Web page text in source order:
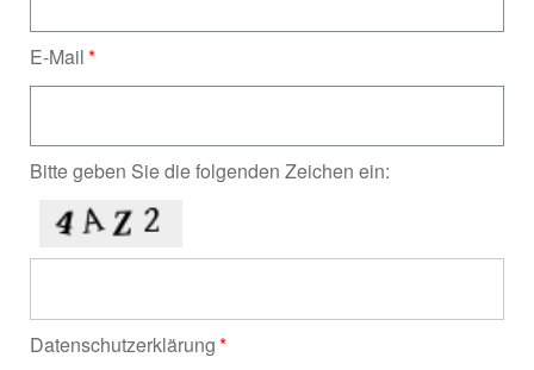
E-Mail
Bitte geben Sie die folgenden Zeichen ein:
Datenschutzerklärung